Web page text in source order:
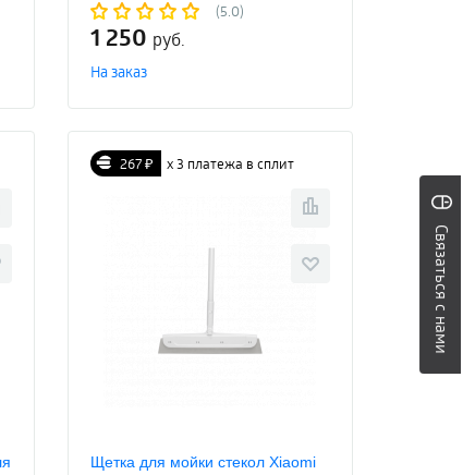
Связаться с нами
(5.0)
1 250 руб.
На заказ
267 ₽ х 3 платежа в сплит
Щетка для мойки стекол Xiaomi